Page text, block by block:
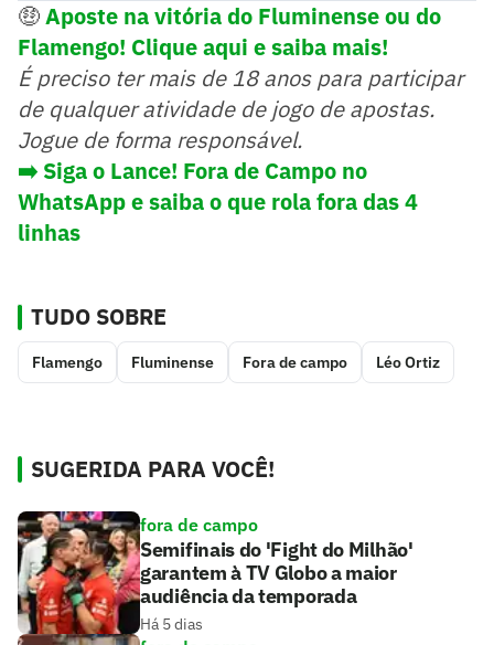
🤑Aposte na vitória do Fluminense ou do
Flamengo! Clique aqui e saiba mais!
É preciso ter mais de 18 anos para participar
de qualquer atividade de jogo de apostas.
Jogue de forma responsável.
➡️ Siga o Lance! Fora de Campo no
WhatsApp e saiba o que rola fora das 4
linhas
TUDO SOBRE
Flamengo Fluminense Fora de campo Léo Ortiz
SUGERIDA PARA VOCÊ!
fora de campo
Semifinais do 'Fight do Milhão'
garantem à TV Globo a maior
audiência da temporada
Há 5 dias